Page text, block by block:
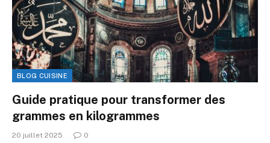
BLOG CUISINE
Guide pratique pour transformer des
grammes en kilogrammes
20 juillet 2025 0